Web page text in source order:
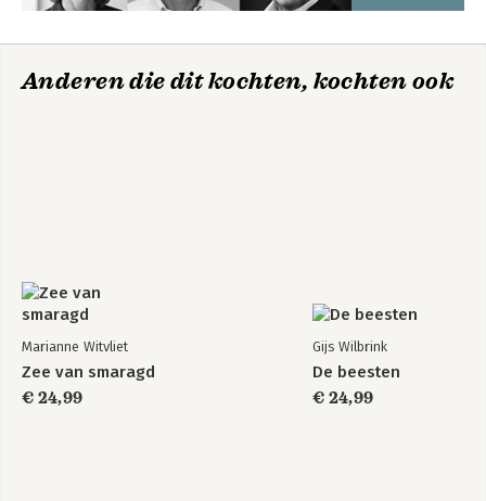
Anderen die dit kochten, kochten ook
Marianne Witvliet
Zee van smaragd
€ 24,99
Gijs Wilbrink
De beesten
€ 24,99